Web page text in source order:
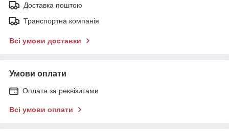
Доставка поштою
Транспортна компанія
Всі умови доставки
Умови оплати
Оплата за реквізитами
Всі умови оплати